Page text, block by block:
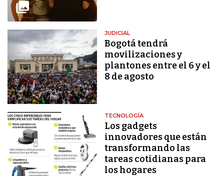
JUDICIAL
Bogotá tendrá
movilizaciones y
plantones entre el 6 y el
8 de agosto
TECNOLOGÍA
Los gadgets
innovadores que están
transformando las
tareas cotidianas para
los hogares